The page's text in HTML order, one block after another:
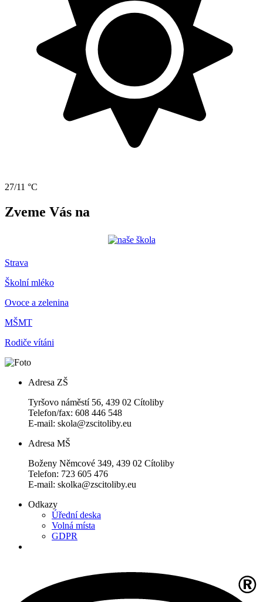
27/11 °C
Zveme Vás na
Strava
Školní mléko
Ovoce a zelenina
MŠMT
Rodiče vítáni
Adresa ZŠ
Tyršovo náměstí 56, 439 02 Cítoliby
Telefon/fax: 608 446 548
E-mail: skola@zscitoliby.eu
Adresa MŠ
Boženy Němcové 349, 439 02 Cítoliby
Telefon: 723 605 476
E-mail: skolka@zscitoliby.eu
Odkazy
Úřední deska
Volná místa
GDPR